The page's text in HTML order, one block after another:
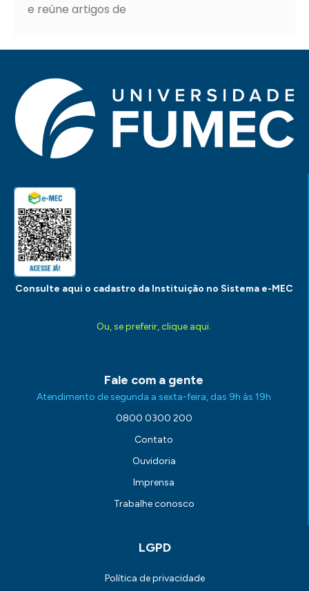
e reúne artigos de
Consulte aqui o cadastro da Instituição no Sistema e-MEC
Ou, se preferir, clique aqui.
Fale com a gente
Atendimento de segunda a sexta-feira, das 9h às 19h
0800 0300 200
Contato
Ouvidoria
Imprensa
Trabalhe conosco
LGPD
Política de privacidade